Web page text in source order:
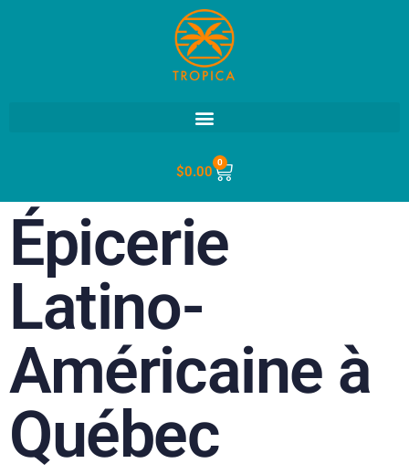
$0.00
0
Épicerie
Latino-
Américaine à
Québec